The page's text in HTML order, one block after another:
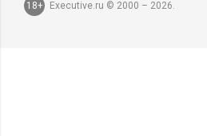
18+ Executive.ru © 2000 – 2026.